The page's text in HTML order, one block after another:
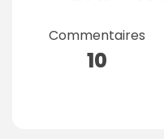
Commentaires
10